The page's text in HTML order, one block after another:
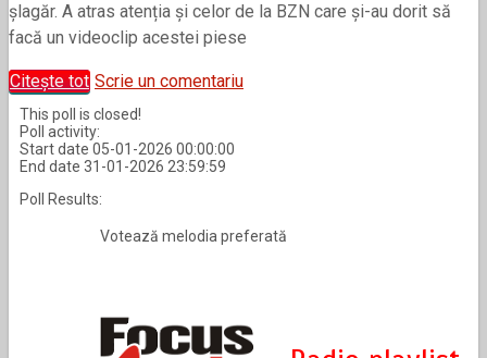
șlagăr. A atras atenția și celor de la BZN care și-au dorit să
facă un videoclip acestei piese
Citește tot Scrie un comentariu
This poll is closed!
Poll activity:
Start date 05-01-2026 00:00:00
End date 31-01-2026 23:59:59
Poll Results:
Votează melodia preferată